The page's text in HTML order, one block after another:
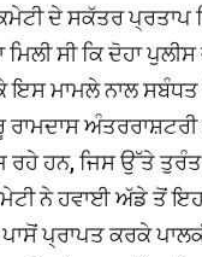
ਦੇ ਸਕੱਤਰ ਪ੍ਰਤਾਪ
ਸੀ ਕਿ ਦੋਹਾ
ਇਸ ਮਾਮਲੇ ਨਾਲ
ਰਾਮਦਾਸ
ਰਹੇ ਹਨ, ਜਿਸ ਉੱਤੇ
ਨੇ ਹਵਾਈ ਅੱਡੇ ਤੋਂ
ਪ੍ਰਾਪਤ ਕਰਕੇ ਪਾਲਕੀ